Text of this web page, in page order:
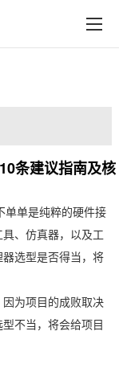
在线购买
条建议指南及核
单单是纯粹的硬件接
、仿真器，以及工
选型是否得当，将
为项目的成败取决
不当，将会给项目